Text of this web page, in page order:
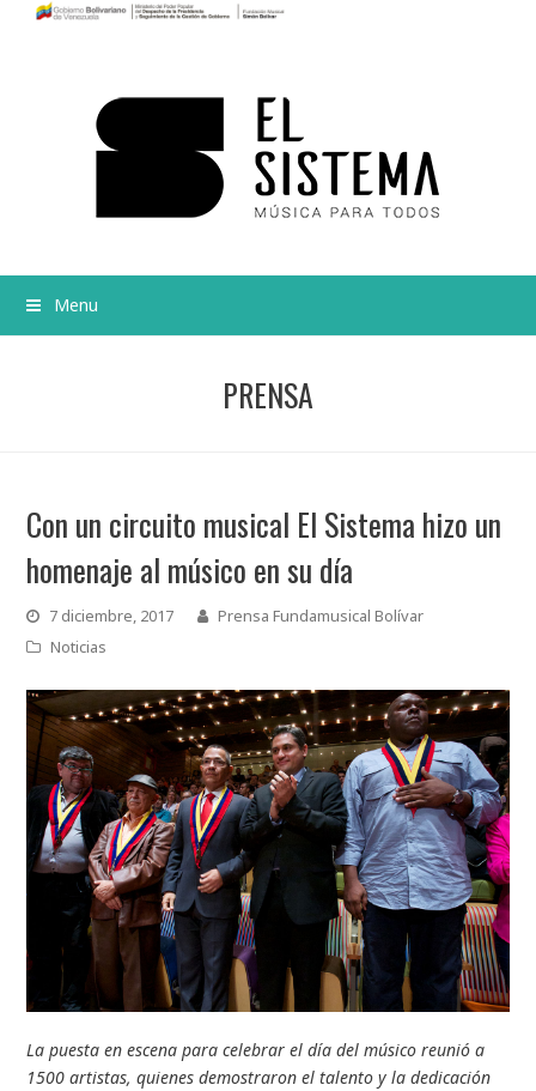
Menu
PRENSA
Con un circuito musical El Sistema hizo un
homenaje al músico en su día
7 diciembre, 2017
Prensa Fundamusical Bolívar
Noticias
La puesta en escena para celebrar el día del músico reunió a
1500 artistas, quienes demostraron el talento y la dedicación